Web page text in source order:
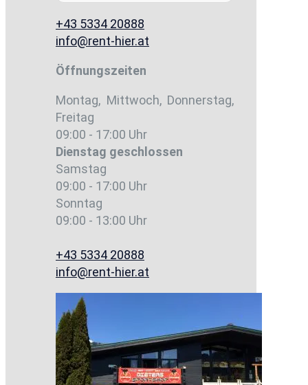
+43 5334 20888
info@rent-hier.at
Öffnungszeiten
Montag, Mittwoch, Donnerstag,
Freitag
09:00 - 17:00 Uhr
Dienstag geschlossen
Samstag
09:00 - 17:00 Uhr
Sonntag
09:00 - 13:00 Uhr
+43 5334 20888
info@rent-hier.at